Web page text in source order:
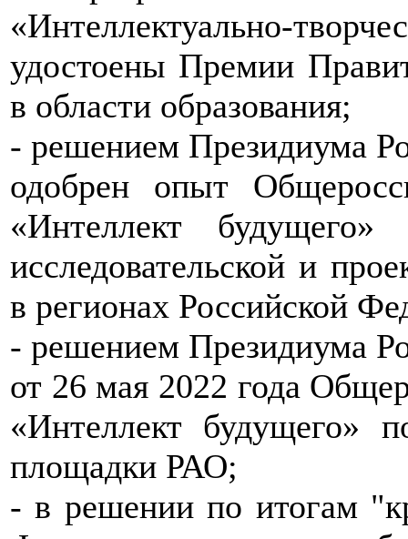
«Интеллектуально-
удостоены Премии
в области образования;
- решением Президиума
одобрен опыт
«Интеллект
исследовательской и
в регионах Российской
- решением Президиума
от 26 мая 2022 года
«Интеллект будущего»
площадки РАО;
- в решении по итогам